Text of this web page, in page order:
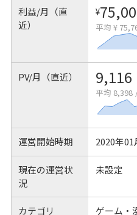
利益/月（直
近）
¥
平均 ¥
PV/月（直近） 9,116
平均 8,398
運営開始時期 2020年01
現在の運営状
況
未設定
カテゴリ ゲーム・